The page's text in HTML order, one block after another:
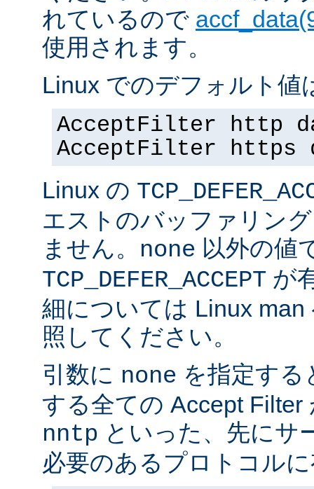
れているので
使用されます。
Linux でのデフォルト値
AcceptFilter http
AcceptFilter https
Linux の
エストのバッファリン
ません。 none 以外の値
TCP_DEFER_ACCEPT が
細については Linux
照してください。
引数に none を指定す
する全ての Accept Filter
nntp といった、先にサ
必要のあるプロトコル